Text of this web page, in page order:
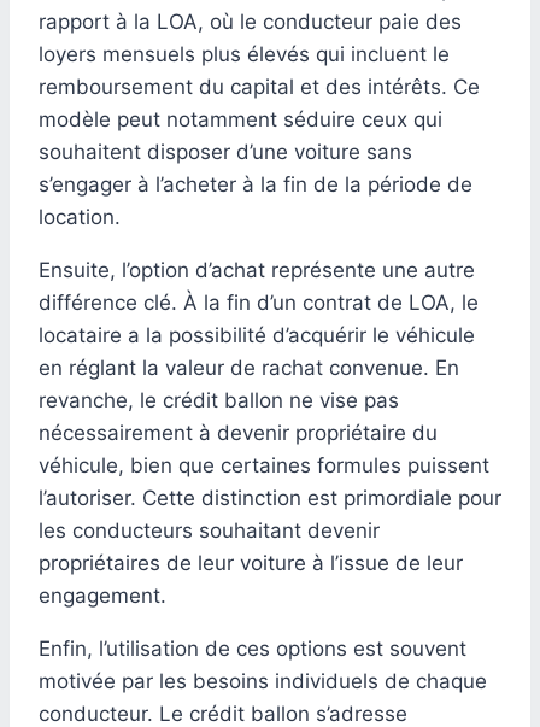
rapport à la LOA, où le conducteur paie des
loyers mensuels plus élevés qui incluent le
remboursement du capital et des intérêts. Ce
modèle peut notamment séduire ceux qui
souhaitent disposer d’une voiture sans
s’engager à l’acheter à la fin de la période de
location.
Ensuite, l’option d’achat représente une autre
différence clé. À la fin d’un contrat de LOA, le
locataire a la possibilité d’acquérir le véhicule
en réglant la valeur de rachat convenue. En
revanche, le crédit ballon ne vise pas
nécessairement à devenir propriétaire du
véhicule, bien que certaines formules puissent
l’autoriser. Cette distinction est primordiale pour
les conducteurs souhaitant devenir
propriétaires de leur voiture à l’issue de leur
engagement.
Enfin, l’utilisation de ces options est souvent
motivée par les besoins individuels de chaque
conducteur. Le crédit ballon s’adresse